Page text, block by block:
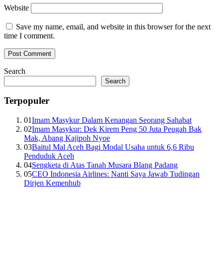
Website
Save my name, email, and website in this browser for the next
time I comment.
Search
Search
Terpopuler
01Imam Masykur Dalam Kenangan Seorang Sahabat
02Imam Masykur: Dek Kirem Peng 50 Juta Peugah Bak
Mak, Abang Kajipoh Nyoe
03Baitul Mal Aceh Bagi Modal Usaha untuk 6,6 Ribu
Penduduk Aceh
04Sengketa di Atas Tanah Musara Blang Padang
05CEO Indonesia Airlines: Nanti Saya Jawab Tudingan
Dirjen Kemenhub